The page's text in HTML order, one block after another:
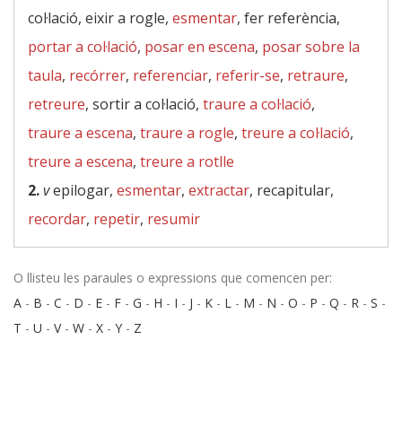
col·lació, eixir a rogle, esmentar, fer referència,
portar a col·lació, posar en escena, posar sobre la
taula, recórrer, referenciar, referir-se, retraure,
retreure, sortir a col·lació, traure a col·lació,
traure a escena, traure a rogle, treure a col·lació,
treure a escena, treure a rotlle
2.vepilogar, esmentar, extractar, recapitular,
recordar, repetir, resumir
O llisteu les paraules o expressions que comencen per:
A - B - C - D - E - F - G - H - I - J - K - L - M - N - O - P - Q - R - S -
T - U - V- W - X - Y - Z